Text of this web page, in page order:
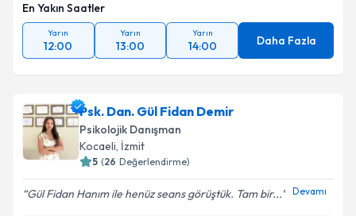
En Yakın Saatler
Yarın
12:00
Yarın
13:00
Yarın
14:00 Daha Fazla
Psk. Dan. Gül Fidan Demir
Psikolojik Danışman
Kocaeli, İzmit
5 (26 Değerlendirme)
Gül Fidan Hanım ile henüz seans görüştük. Tam bir... Devamı